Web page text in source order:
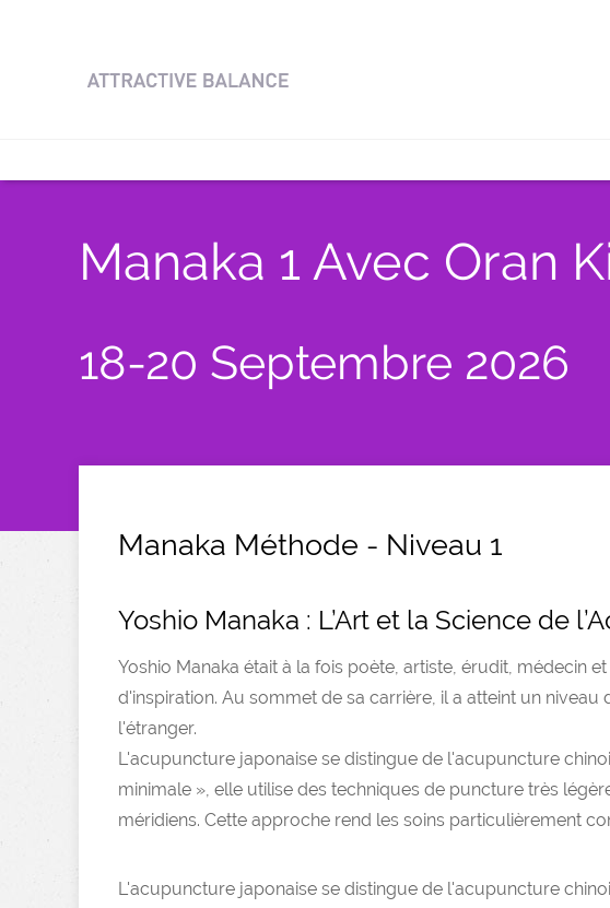
Manaka 1 Avec Oran
18-20 Septembre 2026
Manaka Méthode - Niveau 1
Yoshio Manaka : L’Art et la Science de
Yoshio Manaka était à la fois poète, artiste, érudit, médecin
d'inspiration. Au sommet de sa carrière, il a atteint un
l'étranger.
L'acupuncture japonaise se distingue de l'acupuncture
minimale », elle utilise des techniques de puncture très
méridiens. Cette approche rend les soins particulièrement
L'acupuncture japonaise se distingue de l'acupuncture